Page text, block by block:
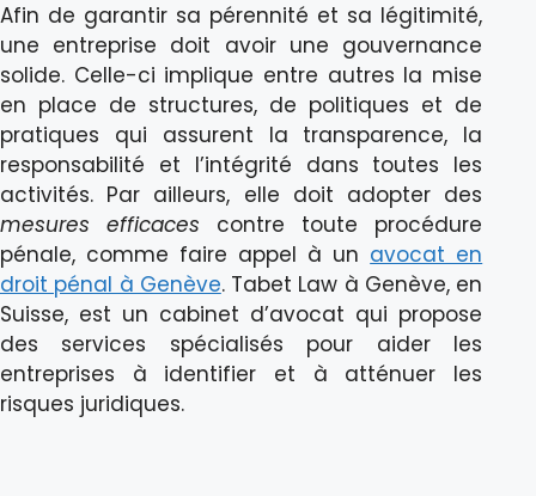
Afin de garantir sa pérennité et sa légitimité,
une entreprise doit avoir une gouvernance
solide. Celle-ci implique entre autres la mise
en place de structures, de politiques et de
pratiques qui assurent la transparence, la
responsabilité et l’intégrité dans toutes les
activités. Par ailleurs, elle doit adopter des
mesures efficaces contre toute procédure
pénale, comme faire appel à un avocat en
droit pénal à Genève. Tabet Law à Genève, en
Suisse, est un cabinet d’avocat qui propose
des services spécialisés pour aider les
entreprises à identifier et à atténuer les
risques juridiques.